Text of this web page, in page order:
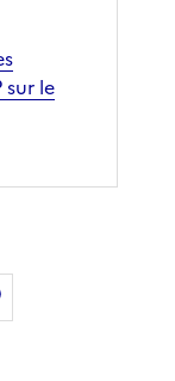
sur le
par email